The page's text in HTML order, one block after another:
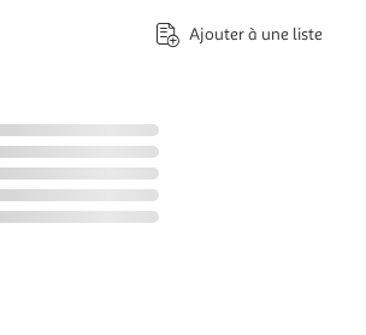
Ajouter à une liste